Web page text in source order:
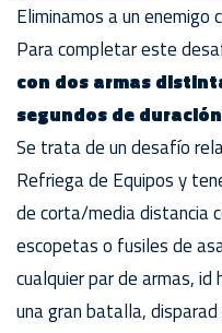
Eliminamos a un enemigo
Para completar este
con dos armas
segundos de duración
Se trata de un desafío
Refriega de Equipos y
de corta/media distancia
escopetas o fusiles de
cualquier par de armas, id
una gran batalla,